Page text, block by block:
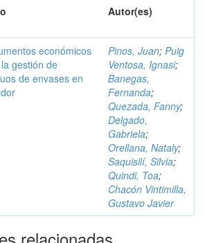
Autor(es)
económicos
gestión de
de envases en
Pinos, Juan; Puig
Ventosa, Ignasi;
Banegas,
Fernanda;
Quezada, Fanny;
Delgado,
Gabriela;
Orellana, Nataly;
Saquisilí, Silvia;
Quindi, Toa;
Chacón Vintimilla,
Gustavo Javier